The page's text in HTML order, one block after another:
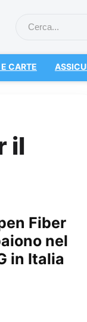
CARTE
il
Fiber
nel
in Italia